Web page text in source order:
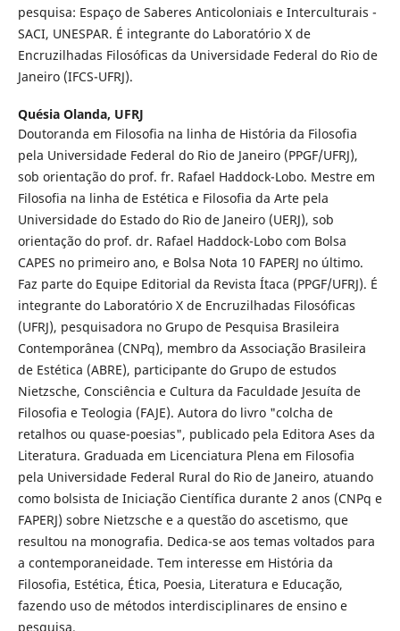
pesquisa: Espaço de Saberes Anticoloniais e Interculturais -
SACI, UNESPAR. É integrante do Laboratório X de
Encruzilhadas Filosóficas da Universidade Federal do Rio de
Janeiro (IFCS-UFRJ).
Quésia Olanda, UFRJ
Doutoranda em Filosofia na linha de História da Filosofia
pela Universidade Federal do Rio de Janeiro (PPGF/UFRJ),
sob orientação do prof. fr. Rafael Haddock-Lobo. Mestre em
Filosofia na linha de Estética e Filosofia da Arte pela
Universidade do Estado do Rio de Janeiro (UERJ), sob
orientação do prof. dr. Rafael Haddock-Lobo com Bolsa
CAPES no primeiro ano, e Bolsa Nota 10 FAPERJ no último.
Faz parte do Equipe Editorial da Revista Ítaca (PPGF/UFRJ). É
integrante do Laboratório X de Encruzilhadas Filosóficas
(UFRJ), pesquisadora no Grupo de Pesquisa Brasileira
Contemporânea (CNPq), membro da Associação Brasileira
de Estética (ABRE), participante do Grupo de estudos
Nietzsche, Consciência e Cultura da Faculdade Jesuíta de
Filosofia e Teologia (FAJE). Autora do livro "colcha de
retalhos ou quase-poesias", publicado pela Editora Ases da
Literatura. Graduada em Licenciatura Plena em Filosofia
pela Universidade Federal Rural do Rio de Janeiro, atuando
como bolsista de Iniciação Científica durante 2 anos (CNPq e
FAPERJ) sobre Nietzsche e a questão do ascetismo, que
resultou na monografia. Dedica-se aos temas voltados para
a contemporaneidade. Tem interesse em História da
Filosofia, Estética, Ética, Poesia, Literatura e Educação,
fazendo uso de métodos interdisciplinares de ensino e
pesquisa.